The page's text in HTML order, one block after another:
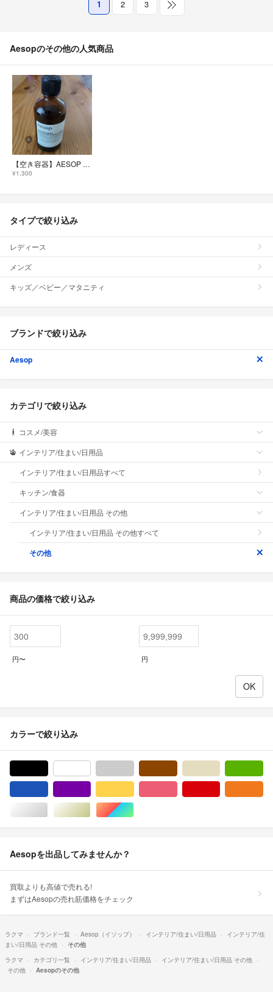
1 2 3
Aesopのその他の人気商品
【空き容器】AESOP ポストプー ドロップス
¥1,300
タイプで絞り込み
レディース
メンズ
キッズ／ベビー／マタニティ
ブランドで絞り込み
Aesop
カテゴリで絞り込み
コスメ/美容
インテリア/住まい/日用品
インテリア/住まい/日用品すべて
キッチン/食器
インテリア/住まい/日用品 その他
インテリア/住まい/日用品 その他すべて
その他
商品の価格で絞り込み
円〜 円
カラーで絞り込み
シルバー/銀色系ゴールド/金色系マルチカラー
Aesopを出品してみませんか？
買取よりも高値で売れる!
まずはAesopの売れ筋価格をチェック
ラクマ ブランド一覧 Aesop（イソップ） インテリア/住まい/日用品
インテリア/住
まい/日用品 その他
その他
ラクマ
カテゴリ一覧 インテリア/住まい/日用品
インテリア/住まい/日用品 その他
その他
Aesopのその他